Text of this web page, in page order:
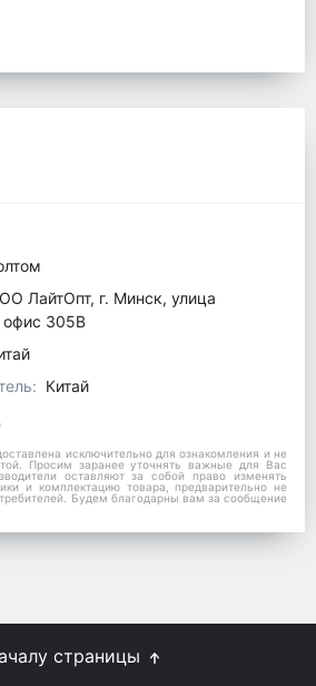
ЛайтОпт, г. Минск, улица
офис 305В
Китай
исключительно для ознакомления и не
Просим заранее уточнять важные для Вас
оставляют за собой право изменять
и комплектацию товара, предварительно не
Будем благодарны вам за сообщение
страницы